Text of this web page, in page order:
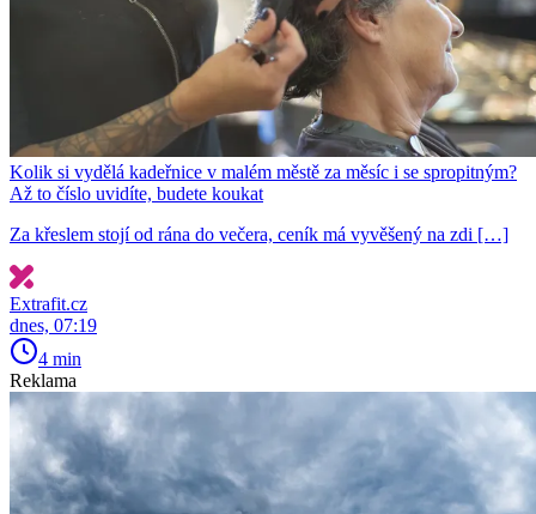
Kolik si vydělá kadeřnice v malém městě za měsíc i se spropitným?
Až to číslo uvidíte, budete koukat
Za křeslem stojí od rána do večera, ceník má vyvěšený na zdi […]
Extrafit.cz
dnes, 07:19
4 min
Reklama